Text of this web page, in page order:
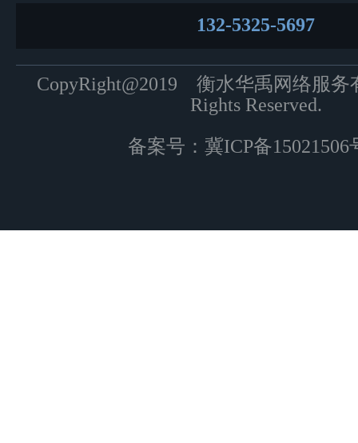
132-5325-5697
CopyRight@2019 衡水华禹网络服
Rights Reserved.
备案号： 冀ICP备15021506